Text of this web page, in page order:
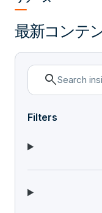
最新コンテ
search
Filters